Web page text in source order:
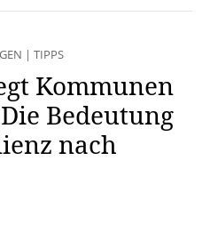
| TIPPS
Kommunen
Bedeutung
nach